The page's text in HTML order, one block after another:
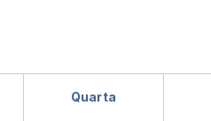
Quarta